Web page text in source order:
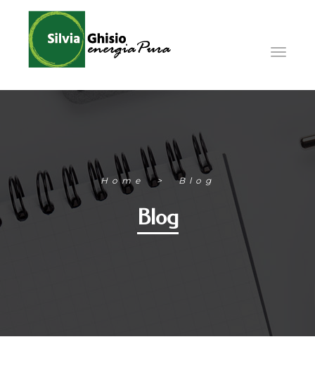
Home Blog
Blog